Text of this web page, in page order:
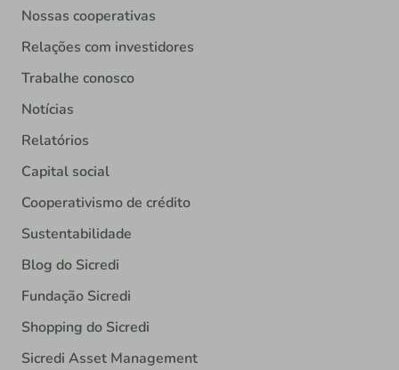
Nossas cooperativas
Relações com investidores
Trabalhe conosco
Notícias
Relatórios
Capital social
Cooperativismo de crédito
Sustentabilidade
Blog do Sicredi
Fundação Sicredi
Shopping do Sicredi
Sicredi Asset Management